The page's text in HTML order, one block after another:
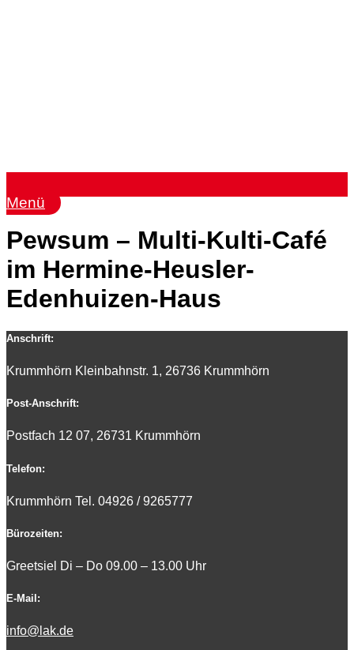
Menü
Pewsum – Multi-Kulti-Café
im Hermine-Heusler-
Edenhuizen-Haus
Anschrift:
Krummhörn Kleinbahnstr. 1, 26736 Krummhörn
Post-Anschrift:
Postfach 12 07, 26731 Krummhörn
Telefon:
Krummhörn Tel. 04926 / 9265777
Bürozeiten:
Greetsiel Di – Do 09.00 – 13.00 Uhr
E-Mail:
info@lak.de